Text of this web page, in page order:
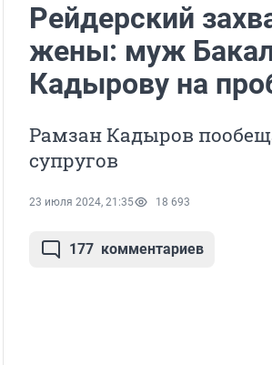
Рейдерский
жены: муж
Кадырову на
Рамзан Кадыров
супругов
23 июля 2024, 21:35 18 693
177 комментариев